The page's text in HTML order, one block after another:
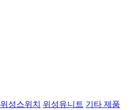
위성스위치 위성유니트 기타 제품